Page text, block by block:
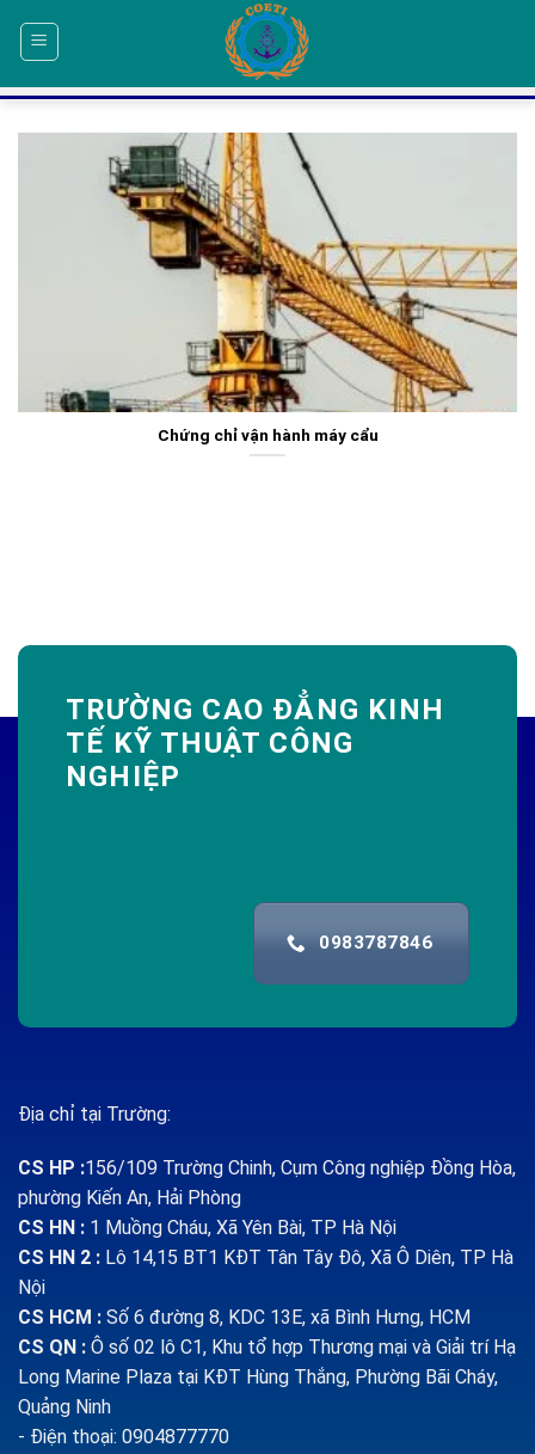
Chứng chỉ vận hành máy cẩu
TRƯỜNG CAO ĐẲNG KINH
TẾ KỸ THUẬT CÔNG
NGHIỆP
0983787846
Địa chỉ tại Trường:
CS HP :156/109 Trường Chinh, Cụm Công nghiệp Đồng Hòa,
phường Kiến An, Hải Phòng
CS HN : 1 Muồng Cháu, Xã Yên Bài, TP Hà Nội
CS HN 2 : Lô 14,15 BT1 KĐT Tân Tây Đô, Xã Ô Diên, TP Hà
Nội
CS HCM : Số 6 đường 8, KDC 13E, xã Bình Hưng, HCM
CS QN : Ô số 02 lô C1, Khu tổ hợp Thương mại và Giải trí Hạ
Long Marine Plaza tại KĐT Hùng Thắng, Phường Bãi Cháy,
Quảng Ninh
- Điện thoại: 0904877770